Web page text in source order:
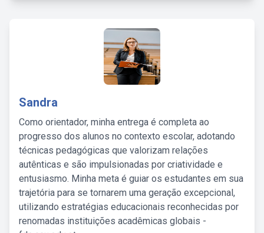
Sandra
Como orientador, minha entrega é completa ao
progresso dos alunos no contexto escolar, adotando
técnicas pedagógicas que valorizam relações
autênticas e são impulsionadas por criatividade e
entusiasmo. Minha meta é guiar os estudantes em sua
trajetória para se tornarem uma geração excepcional,
utilizando estratégias educacionais reconhecidas por
renomadas instituições acadêmicas globais -